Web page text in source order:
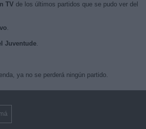
TV de los últimos partidos que se pudo ver del
.
Juventude.
ya no se perderá ningún partido.